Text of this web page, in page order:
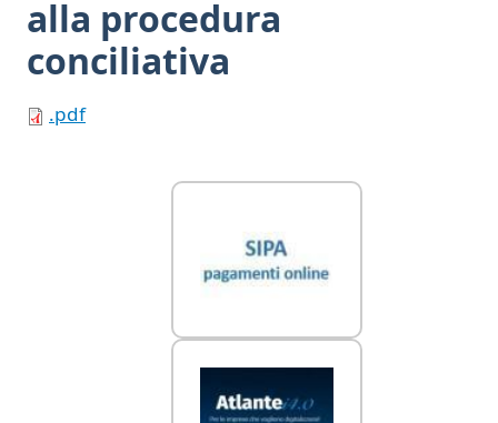
alla procedura
conciliativa
.pdf